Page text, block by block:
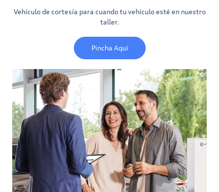
Vehículo de cortesía para cuando tu vehículo esté en nuestro
taller.
Pincha Aquí